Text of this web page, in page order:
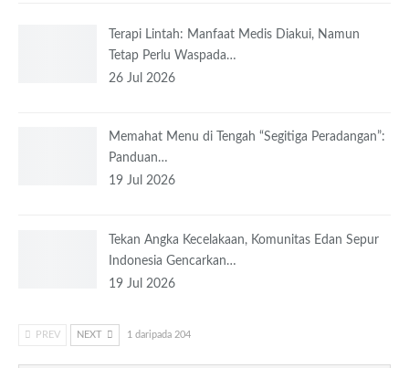
Terapi Lintah: Manfaat Medis Diakui, Namun
Tetap Perlu Waspada…
26 Jul 2026
Memahat Menu di Tengah “Segitiga Peradangan”:
Panduan…
19 Jul 2026
Tekan Angka Kecelakaan, Komunitas Edan Sepur
Indonesia Gencarkan…
19 Jul 2026
PREV NEXT 1 daripada 204